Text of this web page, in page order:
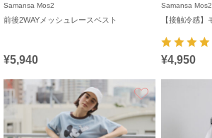
Samansa Mos2
前後2WAYメッシュレースベスト
¥5,940
Samansa Mos2
¥4,950
お気に入り